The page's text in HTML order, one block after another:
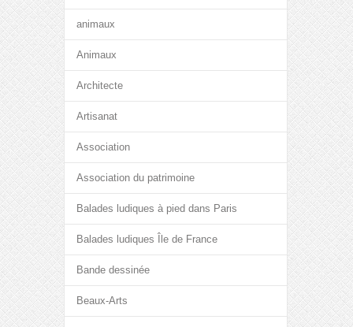
animaux
Animaux
Architecte
Artisanat
Association
Association du patrimoine
Balades ludiques à pied dans Paris
Balades ludiques Île de France
Bande dessinée
Beaux-Arts